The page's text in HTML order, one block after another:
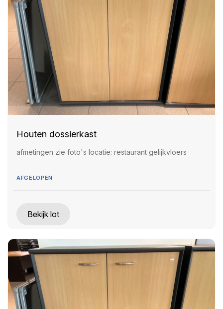
Houten dossierkast
afmetingen zie foto's locatie: restaurant gelijkvloers
AFGELOPEN
Bekijk lot